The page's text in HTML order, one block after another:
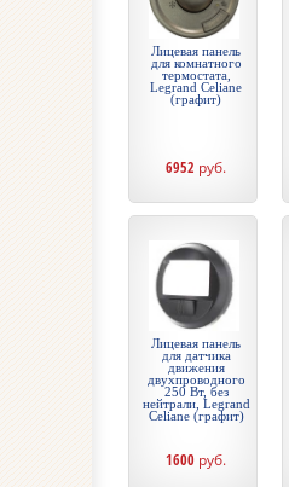
Лицевая панель
для комнатного
термостата,
Legrand Celiane
(графит)
6952 руб.
Лицевая панель
для датчика
движения
двухпроводного
250 Вт, без
нейтрали, Legrand
Celiane (графит)
1600 руб.